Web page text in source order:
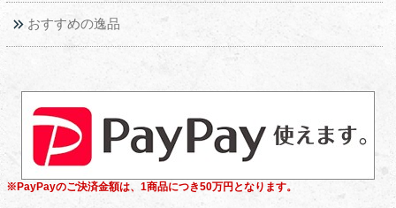
おすすめの逸品
※PayPayのご決済金額は、1商品につき50万円となります。